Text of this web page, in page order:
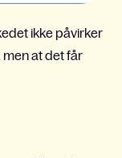
ikke påvirker
men at det får